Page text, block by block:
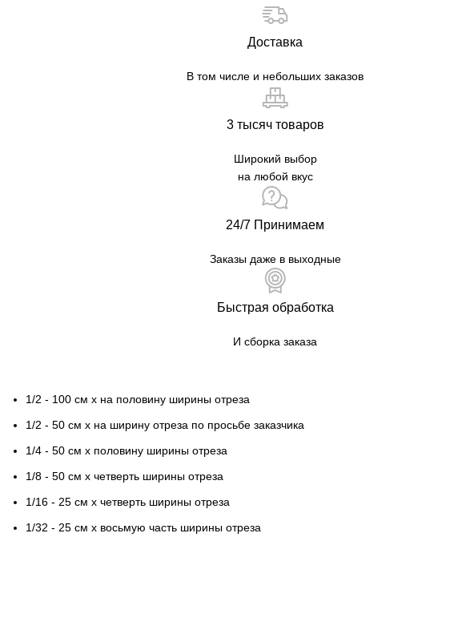
Доставка
В том числе и небольших заказов
3 тысяч товаров
Широкий выбор
на любой вкус
24/7 Принимаем
Заказы даже в выходные
Быстрая обработка
И сборка заказа
1/2 - 100 см х на половину ширины отреза
1/2 - 50 см х на ширину отреза по просьбе заказчика
1/4 - 50 см х половину ширины отреза
1/8 - 50 см х четверть ширины отреза
1/16 - 25 см х четверть ширины отреза
1/32 - 25 см х восьмую часть ширины отреза